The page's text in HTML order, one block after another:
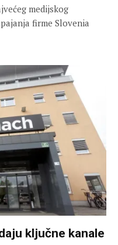
medijskog
firme Slovenia
ključne kanale